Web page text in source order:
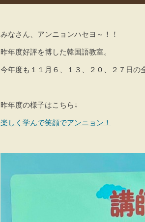
みなさん、アンニョンハセヨ～！！
昨年度好評を博した韓国語教室。
今年度も１１月６、１３、２０、２７日の
昨年度の様子はこちら↓
楽しく学んで笑顔でアンニョン！